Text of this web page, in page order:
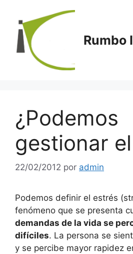
contenido
Rumbo
¿Podemos
gestionar
22/02/2012 por admin
Podemos definir el estrés
fenómeno que se presenta
demandas de la vida se
difíciles. La persona se
y se percibe mayor rapidez